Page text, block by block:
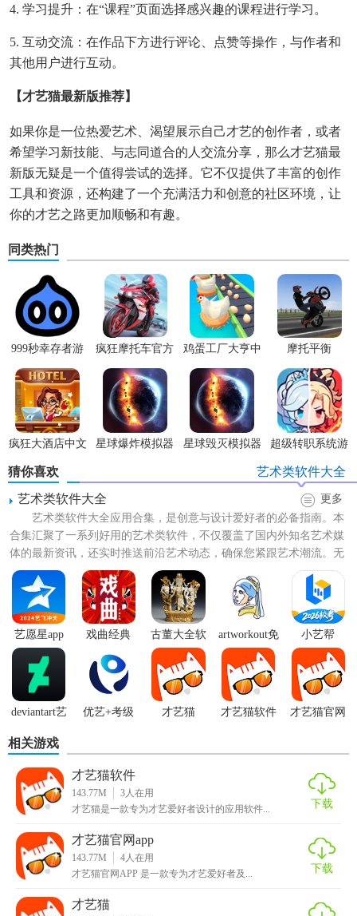
4. 学习提升：在“课程”页面选择感兴趣的课程进行学习。
5. 互动交流：在作品下方进行评论、点赞等操作，与作者和
其他用户进行互动。
【才艺猫最新版推荐】
如果你是一位热爱艺术、渴望展示自己才艺的创作者，或者
希望学习新技能、与志同道合的人交流分享，那么才艺猫最
新版无疑是一个值得尝试的选择。它不仅提供了丰富的创作
工具和资源，还构建了一个充满活力和创意的社区环境，让
你的才艺之路更加顺畅和有趣。
同类热门
999秒幸存者游
戏
疯狂摩托车官方
版
鸡蛋工厂大亨中
文版
摩托平衡
疯狂大酒店中文
版游戏
星球爆炸模拟器
星球毁灭模拟器
(SolarSmash)
超级转职系统游
戏
猜你喜欢
艺术类软件大全
艺术类软件大全
更多
艺术类软件大全应用合集，是创意与设计爱好者的必备指南。本
合集汇聚了一系列好用的艺术类软件，不仅覆盖了国内外知名艺术媒
体的最新资讯，还实时推送前沿艺术动态，确保您紧跟艺术潮流。无
论您是专业艺术家，还是艺...
艺愿星app
戏曲经典
古董大全软
件1.1
artworkout免
费版
小艺帮
deviantart艺
优艺+考级 才艺猫 才艺猫软件
才艺猫官网
相关游戏
才艺猫软件
143.77M 3人在用
才艺猫是一款专为才艺爱好者设计的应用软件...
下载
才艺猫官网app
143.77M 4人在用
才艺猫官网APP 是一款专为才艺爱好者及...
下载
才艺猫